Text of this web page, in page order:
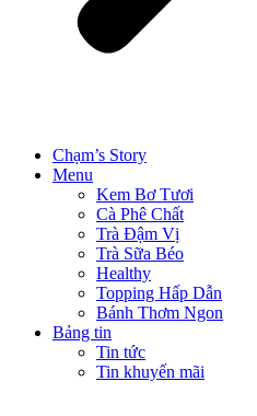
Chạm’s Story
Menu
Kem Bơ Tươi
Cà Phê Chất
Trà Đậm Vị
Trà Sữa Béo
Healthy
Topping Hấp Dẫn
Bánh Thơm Ngon
Bảng tin
Tin tức
Tin khuyến mãi